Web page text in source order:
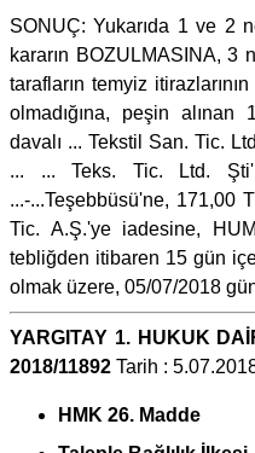
SONUÇ: Yukarıda 1 ve 2
kararın BOZULMASINA, 3
tarafların temyiz
olmadığına, peşin
davalı ... Tekstil San. Tic.
... ... Teks. Tic. Ltd.
...-...Teşebbüsü'ne, 171,00
Tic. A.Ş.'ye iadesine,
tebliğden itibaren 15 gün
olmak üzere, 05/07/2018
YARGITAY 1. HUKUK
2018/11892 Tarih :
HMK 26. Madde